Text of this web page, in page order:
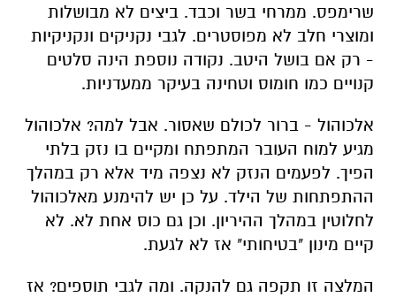
שרימפס. ממרחי בשר וכבד. ביצים לא מבושלות
ומוצרי חלב לא מפוסטרים. לגבי נקניקים ונקניקיות
- רק אם בושל היטב. נקודה נוספת הינה סלטים
קנויים כמו חומוס וטחינה בעיקר ממעדניות.
אלכוהול - ברור לכולם שאסור. אבל למה? אלכוהול
מגיע למוח העובר המתפתח ומקיים בו נזק בלתי
הפיך. לפעמים הנזק לא נצפה מיד אלא רק במהלך
ההתפתחות של הילד. על כן יש להימנע מאלכוהול
לחלוטין במהלך ההיריון. וכן גם כוס אחת לא. לא
קיים מינון "בטיחותי" אז לא לגעת.
המלצה זו תקפה גם להנקה. ומה לגבי תוספים? אז